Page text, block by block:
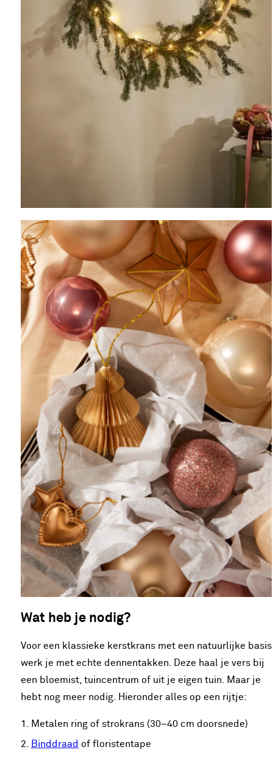
Wat heb je nodig?
Voor een klassieke kerstkrans met een natuurlijke basis
werk je met echte dennentakken. Deze haal je vers bij
een bloemist, tuincentrum of uit je eigen tuin. Maar je
hebt nog meer nodig. Hieronder alles op een rijtje:
Metalen ring of strokrans (30–40 cm doorsnede)
Binddraad of floristentape